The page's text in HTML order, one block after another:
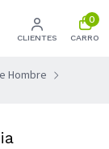
CLIENTES
0
CARRO
Hombre